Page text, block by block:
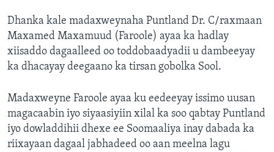
Dhanka kale madaxweynaha Puntland Dr. C/raxmaan
Maxamed Maxamuud (Faroole) ayaa ka hadlay
xiisaddo dagaalleed oo toddobaadyadii u dambeeyay
ka dhacayay deegaano ka tirsan gobolka Sool.
Madaxweyne Faroole ayaa ku eedeeyay issimo uusan
magacaabin iyo siyaasiyiin xilal ka soo qabtay Puntland
iyo dowladdihii dhexe ee Soomaaliya inay dabada ka
riixayaan dagaal jabhadeed oo aan meelna lagu